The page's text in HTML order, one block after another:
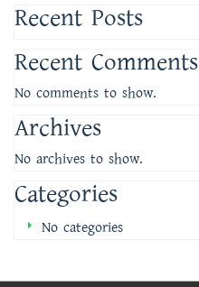
Recent Posts
Recent Comments
No comments to show.
Archives
No archives to show.
Categories
No categories